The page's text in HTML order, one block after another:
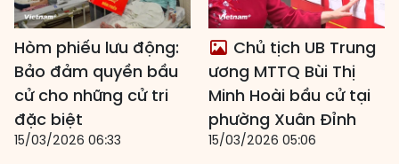
Hòm phiếu lưu động:
Bảo đảm quyền bầu
cử cho những cử tri
đặc biệt
15/03/2026 06:33
Chủ tịch UB Trung
ương MTTQ Bùi Thị
Minh Hoài bầu cử tại
phường Xuân Đỉnh
15/03/2026 05:06